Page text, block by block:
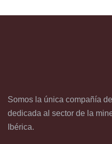
Somos la única compañía
dedicada al sector de la
Ibérica.